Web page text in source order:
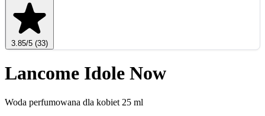
3.85/5 (33)
Lancome Idole Now
Woda perfumowana dla kobiet 25 ml